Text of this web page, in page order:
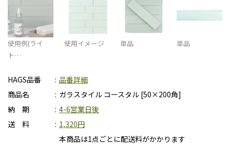
使用例(ライ
ト…
使用イメージ 単品 単品
HAGS品番
品番詳細
商品名
ガラスタイル コースタル [50×200角]
納 期
4-6営業日後
送 料
1,320円
本商品は1点ごとに配送料がかかります